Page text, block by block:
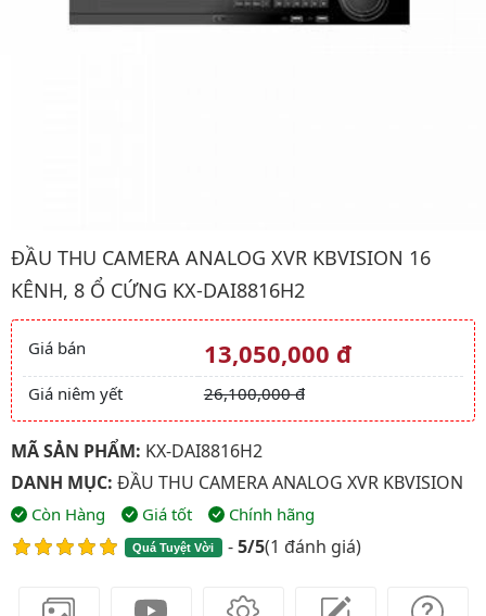
Hình ảnh đại diện của sản phẩm Đầu thu camera analog XVR
ĐẦU THU CAMERA ANALOG XVR KBVISION 16
KÊNH, 8 Ổ CỨNG KX-DAI8816H2
Giá và khuyến mãi
Giá bán 13,050,000 đ
Giá niêm yết 26,100,000 đ
MÃ SẢN PHẨM: KX-DAI8816H2
DANH MỤC: ĐẦU THU CAMERA ANALOG XVR KBVISION
Còn Hàng Giá tốt Chính hãng
Quá Tuyệt Vời -5/5(1 đánh giá)